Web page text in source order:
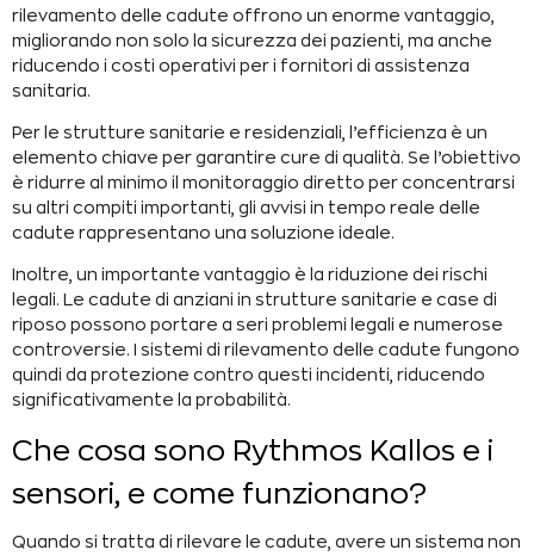
rilevamento delle cadute offrono un enorme vantaggio,
migliorando non solo la sicurezza dei pazienti, ma anche
riducendo i costi operativi per i fornitori di assistenza
sanitaria.
Per le strutture sanitarie e residenziali, l’efficienza è un
elemento chiave per garantire cure di qualità. Se l’obiettivo
è ridurre al minimo il monitoraggio diretto per concentrarsi
su altri compiti importanti, gli avvisi in tempo reale delle
cadute rappresentano una soluzione ideale.
Inoltre, un importante vantaggio è la riduzione dei rischi
legali. Le cadute di anziani in strutture sanitarie e case di
riposo possono portare a seri problemi legali e numerose
controversie. I sistemi di rilevamento delle cadute fungono
quindi da protezione contro questi incidenti, riducendo
significativamente la probabilità.
Che cosa sono Rythmos Kallos e i
sensori, e come funzionano?
Quando si tratta di rilevare le cadute, avere un sistema non